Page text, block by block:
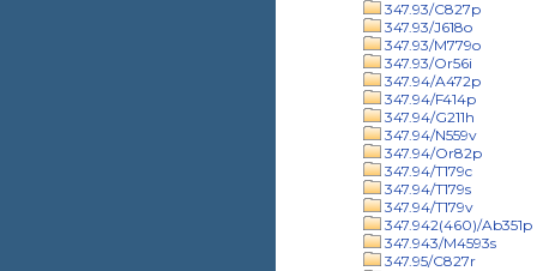
347.93/C827p
347.93/J618o
347.93/M779o
347.93/Or56i
347.94/A472p
347.94/F414p
347.94/G211h
347.94/N559v
347.94/Or82p
347.94/T179c
347.94/T179s
347.94/T179v
347.942(460)/Ab351p
347.943/M4593s
347.95/C827r